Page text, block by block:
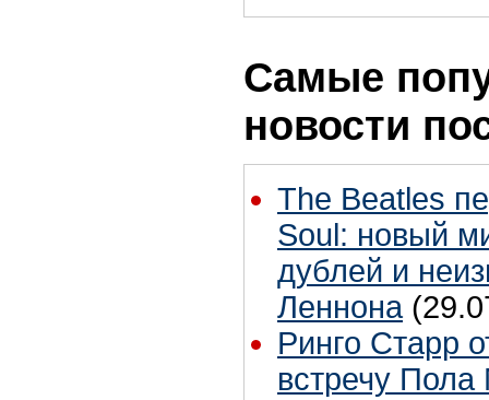
Самые
новости
The Beatles
Soul: новый
дублей и
Леннона
Ринго Старр
встречу Пола